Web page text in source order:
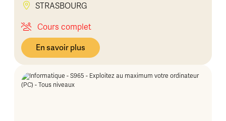
STRASBOURG
Cours complet
En savoir plus